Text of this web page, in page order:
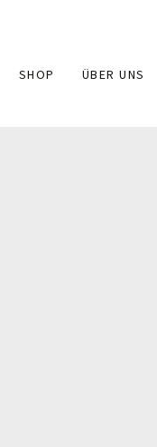
SHOP ÜBER UNS